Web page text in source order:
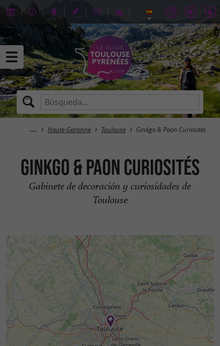
Haute-Garonne Toulouse Ginkgo & Paon Curiosités
Ginkgo & Paon Curiosités
Gabinete de decoración y curiosidades de
Toulouse